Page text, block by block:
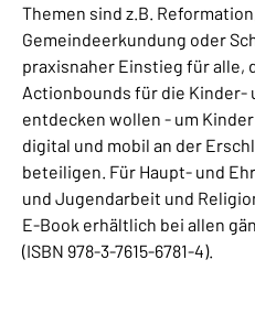
Themen sind z.B.
Gemeindeerkundung oder
praxisnaher Einstieg für alle,
Actionbounds für die Kinder-
entdecken wollen - um
digital und mobil an der
beteiligen. Für Haupt- und
und Jugendarbeit und
E-Book erhältlich bei allen
(ISBN 978-3-7615-6781-4).